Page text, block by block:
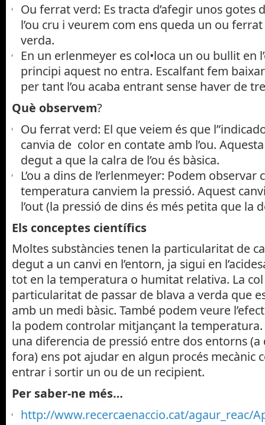
Ou ferrat verd: Es tracta d’afegir unos gotes
l’ou cru i veurem com ens queda un ou
verda.
En un erlenmeyer es col•loca un ou bullit en
principi aquest no entra. Escalfant fem
per tant l’ou acaba entrant sense haver de
Què observem?
Ou ferrat verd: El que veiem és que
canvia de color en contate amb l’ou.
degut a que la calra de l’ou és bàsica.
L’ou a dins de l’erlenmeyer: Podem observar
temperatura canviem la pressió. Aquest
l’out (la pressió de dins és més petita que la
Els conceptes científics
Moltes substàncies tenen la particularitat de
degut a un canvi en l’entorn, ja sigui en
tot en la temperatura o humitat relativa. La
particularitat de passar de blava a verda que
amb un medi bàsic. També podem veure
la podem controlar mitjançant la
una diferencia de pressió entre dos entorns
fora) ens pot ajudar en algun procés mecànic
entrar i sortir un ou de un recipient.
Per saber-ne més…
http://www.recercaenaccio.cat/agaur_reac/